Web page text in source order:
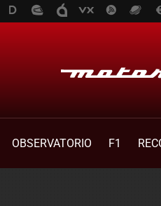
OBSERVATORIO F1